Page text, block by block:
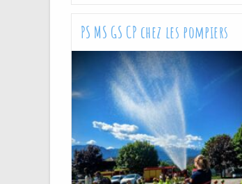
PS MS GS CP chez les pompiers